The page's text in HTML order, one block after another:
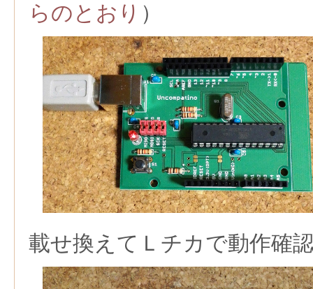
らのとおり ）
載せ換えてＬチカで動作確